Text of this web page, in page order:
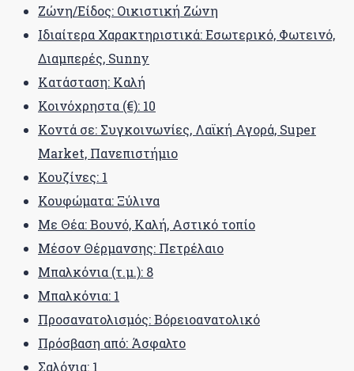
Ζώνη/Είδος: Οικιστική Ζώνη
Ιδιαίτερα Χαρακτηριστικά: Εσωτερικό, Φωτεινό,
Διαμπερές, Sunny
Κατάσταση: Καλή
Κοινόχρηστα (€): 10
Κοντά σε: Συγκοινωνίες, Λαϊκή Αγορά, Super
Market, Πανεπιστήμιο
Κουζίνες: 1
Κουφώματα: Ξύλινα
Με Θέα: Βουνό, Καλή, Αστικό τοπίο
Μέσον Θέρμανσης: Πετρέλαιο
Μπαλκόνια (τ.μ.): 8
Μπαλκόνια: 1
Προσανατολισμός: Βόρειοανατολικό
Πρόσβαση από: Άσφαλτο
Σαλόνια: 1